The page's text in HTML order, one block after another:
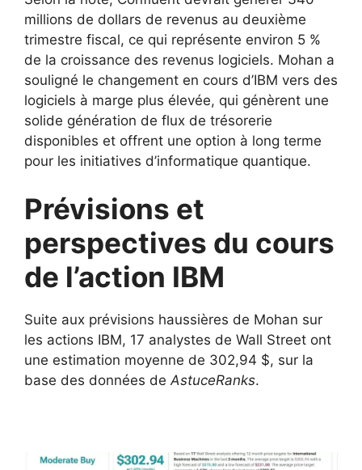
millions de dollars de revenus au deuxième
trimestre fiscal, ce qui représente environ 5 %
de la croissance des revenus logiciels. Mohan a
souligné le changement en cours d’IBM vers des
logiciels à marge plus élevée, qui génèrent une
solide génération de flux de trésorerie
disponibles et offrent une option à long terme
pour les initiatives d’informatique quantique.
Prévisions et
perspectives du cours
de l’action IBM
Suite aux prévisions haussières de Mohan sur
les actions IBM, 17 analystes de Wall Street ont
une estimation moyenne de 302,94 $, sur la
base des données deAstuceRanks.